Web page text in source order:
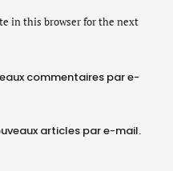
in this browser for the next
commentaires par e-
articles par e-mail.